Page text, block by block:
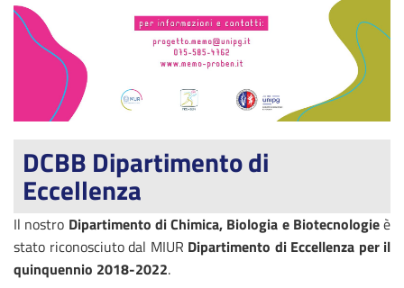
DCBB Dipartimento di
Eccellenza
Il nostro Dipartimento di Chimica, Biologia e Biotecnologieè
stato riconosciuto dal MIUR Dipartimento di Eccellenza per il
quinquennio 2018-2022.